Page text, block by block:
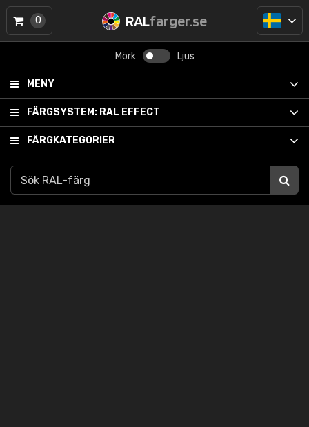
RALfarger.se
Mörk Ljus
MENY
FÄRGSYSTEM: RAL EFFECT
FÄRGKATEGORIER
0